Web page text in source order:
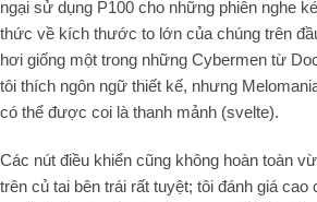
ngại sử dụng P100 cho những phiên nghe
thức về kích thước to lớn của chúng trên
hơi giống một trong những Cybermen từ
tôi thích ngôn ngữ thiết kế, nhưng
có thể được coi là thanh mảnh (svelte).
Các nút điều khiển cũng không hoàn toàn
trên củ tai bên trái rất tuyệt; tôi đánh giá